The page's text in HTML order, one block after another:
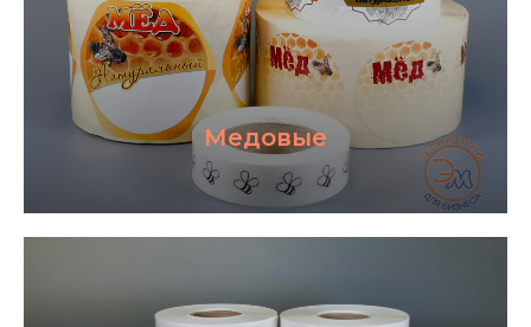
Медовые
Об отгрузке
САМОВЫВОЗ
Московская обл